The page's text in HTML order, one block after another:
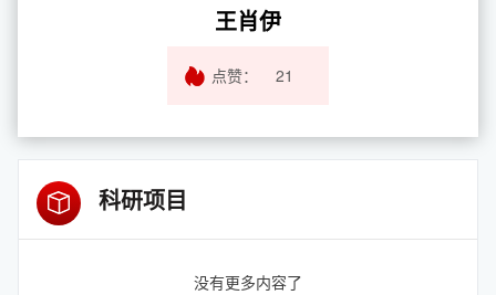
王肖伊
点赞： 21
科研项目
没有更多内容了